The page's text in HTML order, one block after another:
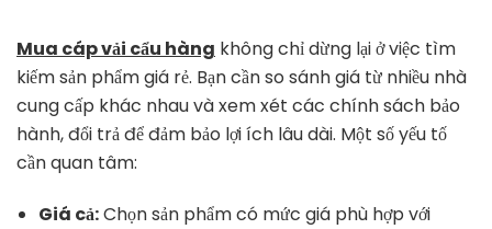
Mua cáp vải cẩu hàng không chỉ dừng lại ở việc tìm
kiếm sản phẩm giá rẻ. Bạn cần so sánh giá từ nhiều nhà
cung cấp khác nhau và xem xét các chính sách bảo
hành, đổi trả để đảm bảo lợi ích lâu dài. Một số yếu tố
cần quan tâm:
Giá cả:Chọn sản phẩm có mức giá phù hợp với